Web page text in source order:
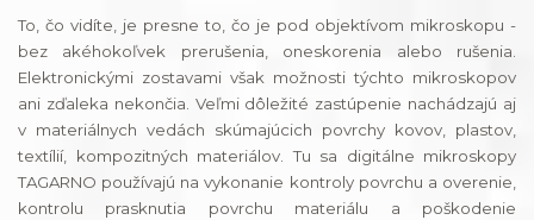
To, čo vidíte, je presne to, čo je pod objektívom mikroskopu -
bez akéhokoľvek prerušenia, oneskorenia alebo rušenia.
Elektronickými zostavami však možnosti týchto mikroskopov
ani zďaleka nekončia. Veľmi dôležité zastúpenie nachádzajú aj
v materiálnych vedách skúmajúcich povrchy kovov, plastov,
textílií, kompozitných materiálov. Tu sa digitálne mikroskopy
TAGARNO používajú na vykonanie kontroly povrchu a overenie,
kontrolu prasknutia povrchu materiálu a poškodenie